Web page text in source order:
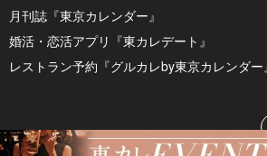
月刊誌『東京カレンダー』
婚活・恋活アプリ『東カレデート』
レストラン予約『グルカレby東京カレンダー
© 2026